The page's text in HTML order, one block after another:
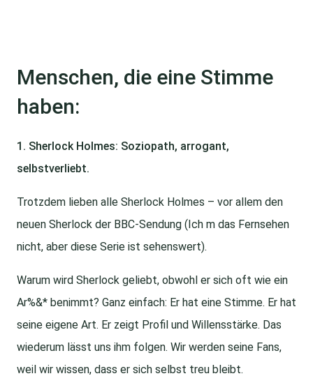
Menschen, die eine Stimme
haben:
1. Sherlock Holmes: Soziopath, arrogant,
selbstverliebt.
Trotzdem lieben alle Sherlock Holmes – vor allem den
neuen Sherlock der BBC-Sendung (Ich m das Fernsehen
nicht, aber diese Serie ist sehenswert).
Warum wird Sherlock geliebt, obwohl er sich oft wie ein
Ar%&* benimmt? Ganz einfach: Er hat eine Stimme. Er hat
seine eigene Art. Er zeigt Profil und Willensstärke. Das
wiederum lässt uns ihm folgen. Wir werden seine Fans,
weil wir wissen, dass er sich selbst treu bleibt.